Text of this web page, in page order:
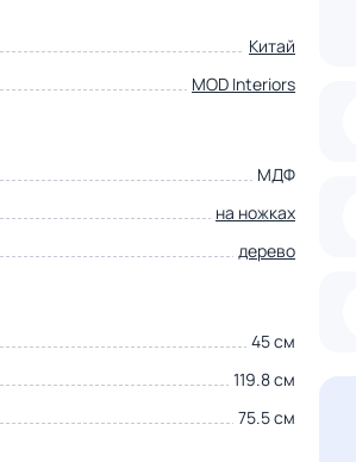
Китай
MOD Interiors
МДФ
на ножках
дерево
45 см
119.8 см
75.5 см